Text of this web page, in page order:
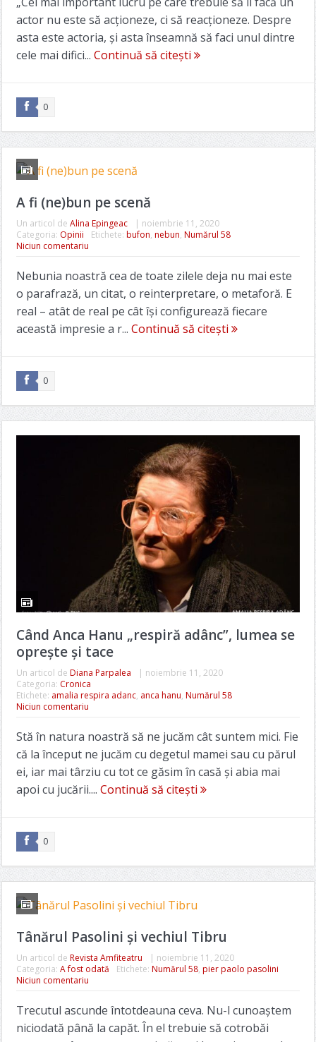
actor nu este să acționeze, ci să reacționeze. Despre
asta este actoria, și asta înseamnă să faci unul dintre
cele mai difici... Continuă să citești
0
A fi (ne)bun pe scenă
Un articol de Alina Epingeac | noiembrie 11, 2020
Categoria: Opinii Etichete: bufon, nebun, Numărul 58
Niciun comentariu
Nebunia noastră cea de toate zilele deja nu mai este
o parafrază, un citat, o reinterpretare, o metaforă. E
real – atât de real pe cât îşi configurează fiecare
această impresie a r... Continuă să citești
0
Când Anca Hanu „respiră adânc”, lumea se
oprește și tace
Un articol de Diana Parpalea | noiembrie 11, 2020
Categoria: Cronica
Etichete: amalia respira adanc, anca hanu, Numărul 58
Niciun comentariu
Stă în natura noastră să ne jucăm cât suntem mici. Fie
că la început ne jucăm cu degetul mamei sau cu părul
ei, iar mai târziu cu tot ce găsim în casă și abia mai
apoi cu jucării.... Continuă să citești
0
Tânărul Pasolini și vechiul Tibru
Un articol de Revista Amfiteatru | noiembrie 11, 2020
Categoria: A fost odată Etichete: Numărul 58, pier paolo pasolini
Niciun comentariu
Trecutul ascunde întotdeauna ceva. Nu-l cunoaștem
niciodată până la capăt. În el trebuie să cotrobăi